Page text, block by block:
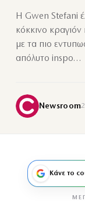
Η Gwen Stefani
κόκκινο κραγιόν
με τα πιο
απόλυτο inspo…
Newsroom
Κάνε το